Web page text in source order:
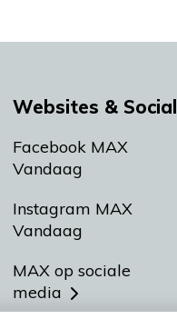
Websites & Social
Facebook MAX
Vandaag
Instagram MAX
Vandaag
MAX op sociale
media